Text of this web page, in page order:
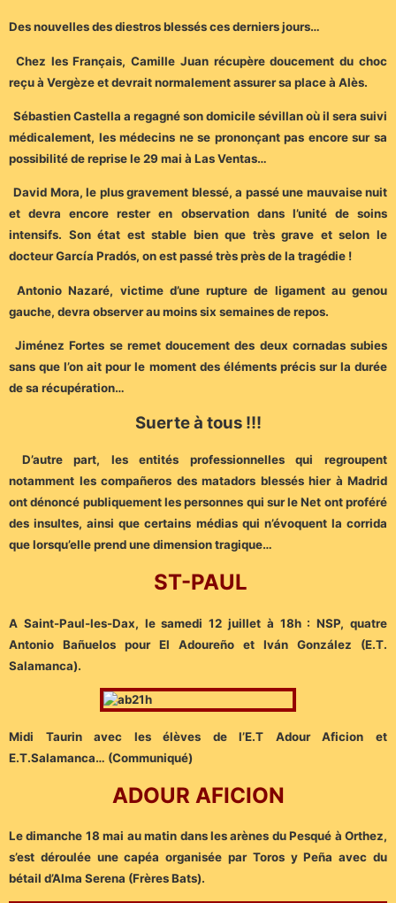
Des nouvelles des diestros blessés ces derniers jours…
Chez les Français, Camille Juan récupère doucement du choc
reçu à Vergèze et devrait normalement assurer sa place à Alès.
Sébastien Castella a regagné son domicile sévillan où il sera suivi
médicalement, les médecins ne se prononçant pas encore sur sa
possibilité de reprise le 29 mai à Las Ventas…
David Mora, le plus gravement blessé, a passé une mauvaise nuit
et devra encore rester en observation dans l’unité de soins
intensifs. Son état est stable bien que très grave et selon le
docteur García Pradós, on est passé très près de la tragédie !
Antonio Nazaré, victime d’une rupture de ligament au genou
gauche, devra observer au moins six semaines de repos.
Jiménez Fortes se remet doucement des deux cornadas subies
sans que l’on ait pour le moment des éléments précis sur la durée
de sa récupération…
Suerte à tous !!!
D’autre part, les entités professionnelles qui regroupent
notamment les compañeros des matadors blessés hier à Madrid
ont dénoncé publiquement les personnes qui sur le Net ont proféré
des insultes, ainsi que certains médias qui n’évoquent la corrida
que lorsqu’elle prend une dimension tragique…
ST-PAUL
A Saint-Paul-les-Dax, le samedi 12 juillet à 18h : NSP, quatre
Antonio Bañuelos pour El Adoureño et Iván González (E.T.
Salamanca).
Midi Taurin avec les élèves de l’E.T Adour Aficion et
E.T.Salamanca… (Communiqué)
ADOUR AFICION
Le dimanche 18 mai au matin dans les arènes du Pesqué à Orthez,
s’est déroulée une capéa organisée par Toros y Peña avec du
bétail d’Alma Serena (Frères Bats).